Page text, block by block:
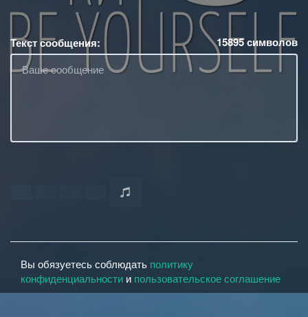
Текст сообщения: 15895символов
Вы обязуетесь соблюдать политику
конфиденциальности и пользовательское соглашение